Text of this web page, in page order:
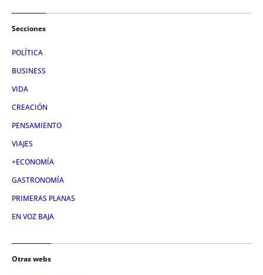
Secciones
POLÍTICA
BUSINESS
VIDA
CREACIÓN
PENSAMIENTO
VIAJES
+ECONOMÍA
GASTRONOMÍA
PRIMERAS PLANAS
EN VOZ BAJA
Otras webs